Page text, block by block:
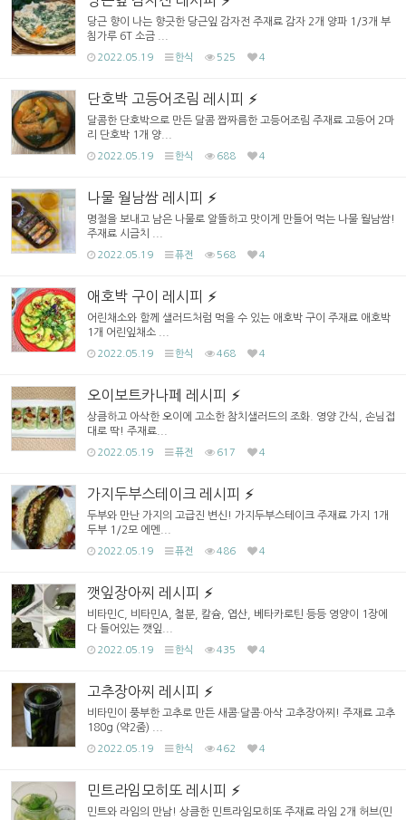
당근 향이 나는 향긋한 당근잎 감자전 주재료 감자 2개 양파 1/3개 부
침가루 6T 소금 ...
2022.05.19 한식 525 4
단호박 고등어조림 레시피
달콤한 단호박으로 만든 달콤 짭짜름한 고등어조림 주재료 고등어 2마
리 단호박 1개 양...
2022.05.19 한식 688 4
나물 월남쌈 레시피
명절을 보내고 남은 나물로 알뜰하고 맛이게 만들어 먹는 나물 월남쌈!
주재료 시금치 ...
2022.05.19 퓨전 568 4
애호박 구이 레시피
어린채소와 함께 샐러드처럼 먹을 수 있는 애호박 구이 주재료 애호박
1개 어린잎채소 ...
2022.05.19 한식 468 4
오이보트카나페 레시피
상큼하고 아삭한 오이에 고소한 참치샐러드의 조화. 영양 간식, 손님접
대로 딱! 주재료...
2022.05.19 퓨전 617 4
가지두부스테이크 레시피
두부와 만난 가지의 고급진 변신! 가지두부스테이크 주재료 가지 1개
두부 1/2모 에멘...
2022.05.19 퓨전 486 4
깻잎장아찌 레시피
비타민C, 비타민A, 철분, 칼슘, 엽산, 베타카로틴 등등 영양이 1장에
다 들어있는 깻잎...
2022.05.19 한식 435 4
고추장아찌 레시피
비타민이 풍부한 고추로 만든 새콤·달콤·아삭 고추장아찌! 주재료 고추
180g (약2줌) ...
2022.05.19 한식 462 4
민트라임모히또 레시피
민트와 라임의 만남! 상큼한 민트라임모히또 주재료 라임 2개 허브(민